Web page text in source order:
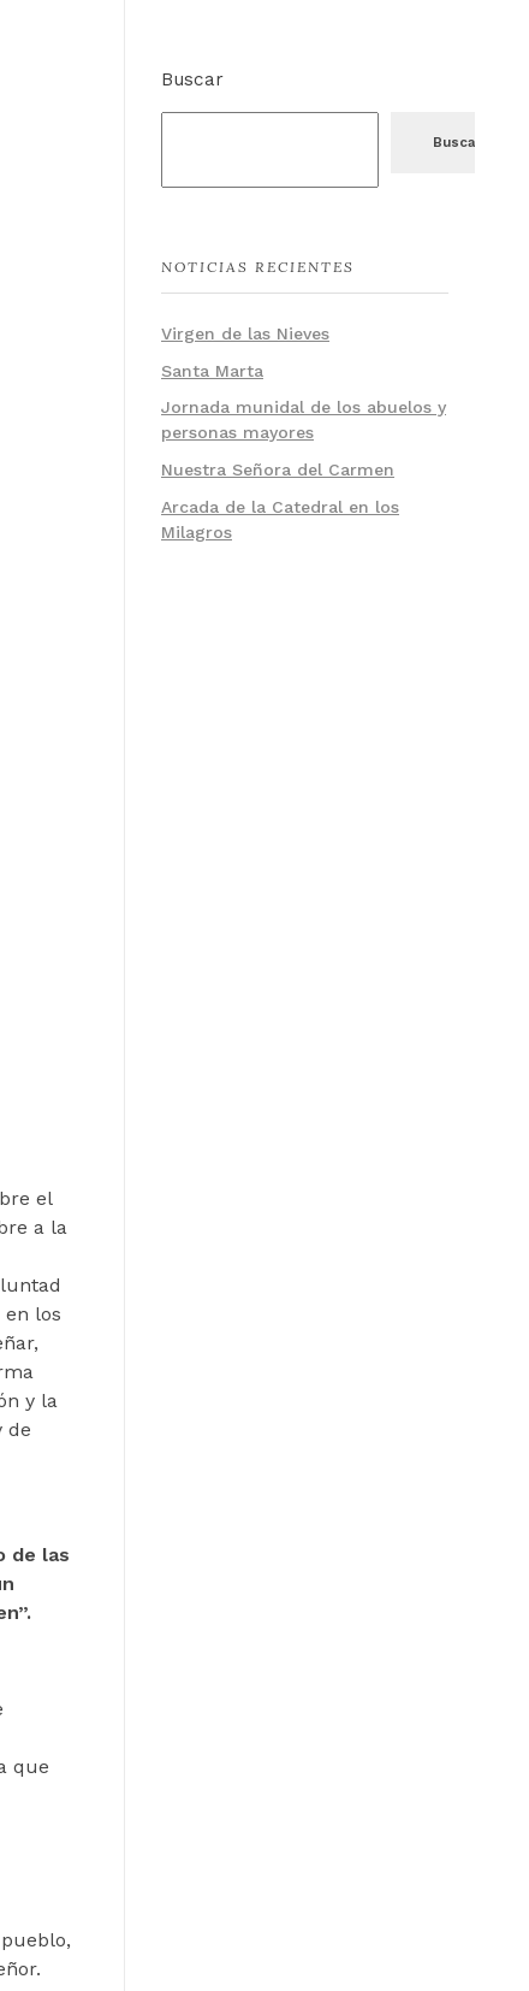
el
a la
los
y la
de
de las
que
Buscar
Buscar
NOTICIAS RECIENTES
Virgen de las Nieves
Santa Marta
Jornada munidal de los abuelos y
personas mayores
Nuestra Señora del Carmen
Arcada de la Catedral en los
Milagros